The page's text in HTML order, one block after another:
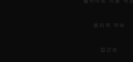
윤리적 약속
접근성